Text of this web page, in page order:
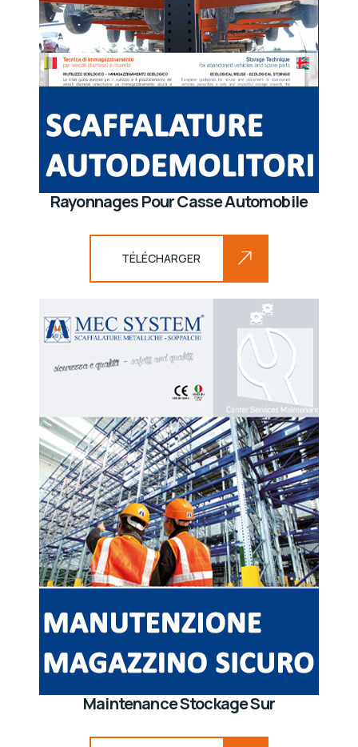
Rayonnages Pour Casse Automobile
TÉLÉCHARGER
Maintenance Stockage Sur